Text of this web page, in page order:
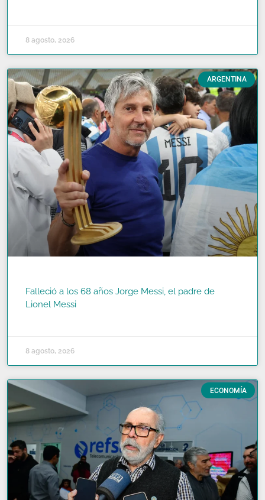
8 agosto, 2026
ARGENTINA
Falleció a los 68 años Jorge Messi, el padre de
Lionel Messi
8 agosto, 2026
ECONOMÍA